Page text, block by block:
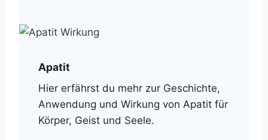
Apatit
Hier erfährst du mehr zur Geschichte,
Anwendung und Wirkung von Apatit für
Körper, Geist und Seele.